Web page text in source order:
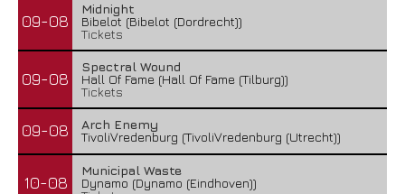
09-08
Midnight
Bibelot (Bibelot (Dordrecht))
Tickets
09-08
Spectral Wound
Hall Of Fame (Hall Of Fame (Tilburg))
Tickets
09-08
Arch Enemy
TivoliVredenburg (TivoliVredenburg (Utrecht))
10-08
Municipal Waste
Dynamo (Dynamo (Eindhoven))